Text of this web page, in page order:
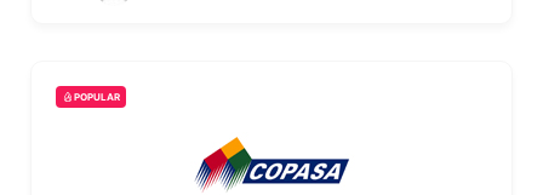
POPULAR